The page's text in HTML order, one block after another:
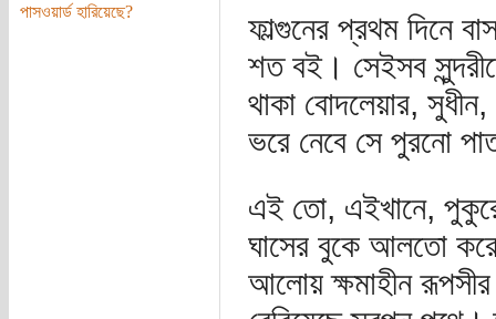
পাসওয়ার্ড হারিয়েছে?
ফাল্গুনের প্রথম দিনে
শত বই। সেইসব
থাকা বোদলেয়ার,
ভরে নেবে সে পুরনো
এই তো, এইখানে,
ঘাসের বুকে আলতো
আলোয় ক্ষমাহীন